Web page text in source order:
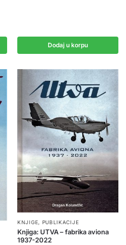
Dodaj u korpu
KNJIGE, PUBLIKACIJE
Knjiga: UTVA – fabrika aviona
1937-2022